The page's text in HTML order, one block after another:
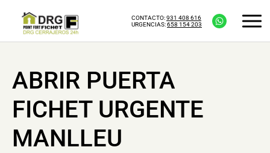
CONTACTO:931 408 616
URGENCIAS:658 154 203
ABRIR PUERTA
FICHET URGENTE
MANLLEU